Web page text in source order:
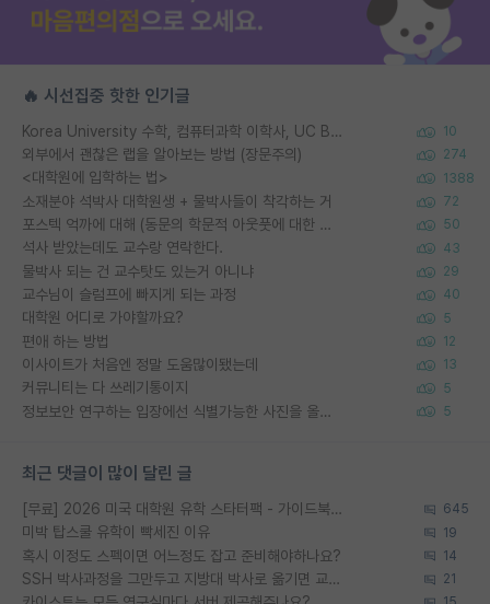
🔥 시선집중 핫한 인기글
Korea University 수학, 컴퓨터과학 이학사, UC Berkeley 산업공학 대학원 공학박사가 되는 것은 쉽지 않겠죠? 10
외부에서 괜찮은 랩을 알아보는 방법 (장문주의) 274
<대학원에 입학하는 법> 1388
소재분야 석박사 대학원생 + 물박사들이 착각하는 거 72
포스텍 억까에 대해 (동문의 학문적 아웃풋에 대한 반박) 50
석사 받았는데도 교수랑 연락한다. 43
물박사 되는 건 교수탓도 있는거 아니냐 29
교수님이 슬럼프에 빠지게 되는 과정 40
대학원 어디로 가야할까요? 5
편애 하는 방법 12
이사이트가 처음엔 정말 도움많이됐는데 13
커뮤니티는 다 쓰레기통이지 5
정보보안 연구하는 입장에선 식별가능한 사진을 올리는건 비추이긴함 5
최근 댓글이 많이 달린 글
[무료] 2026 미국 대학원 유학 스타터팩 - 가이드북 & 합격자 컨택메일 템플릿 645
미박 탑스쿨 유학이 빡세진 이유 19
혹시 이정도 스펙이면 어느정도 잡고 준비해야하나요? 14
SSH 박사과정을 그만두고 지방대 박사로 옮기면 교수의 꿈은 끝일까요? 21